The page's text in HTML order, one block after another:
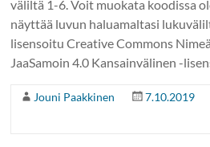
väliltä 1-6. Voit muokata koodissa
näyttää luvun haluamaltasi
lisensoitu Creative Commons
JaaSamoin 4.0 Kansainvälinen -
Jouni Paakkinen 7.10.2019